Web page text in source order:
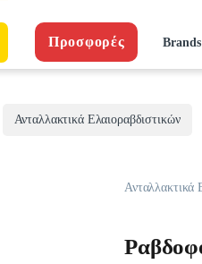
Προσφορές Brands
Ανταλλακτικά Ελαιοραβδιστικών
Ανταλλακτικά